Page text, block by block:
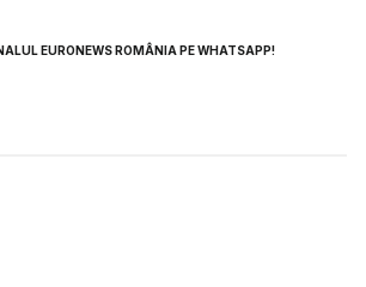
EURONEWS ROMÂNIA PE WHATSAPP!